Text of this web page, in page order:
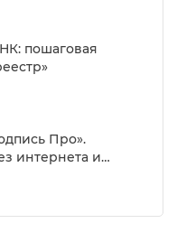
пошаговая
Про».
интернета и